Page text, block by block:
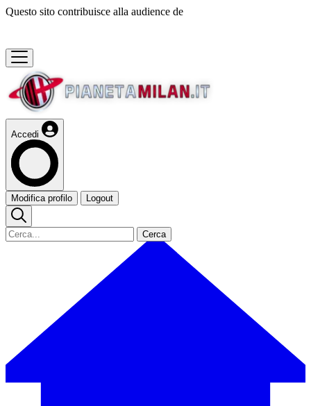
Questo sito contribuisce alla audience de
Accedi
Modifica profilo Logout
Cerca